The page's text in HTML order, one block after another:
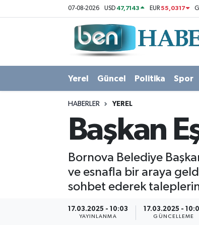
07-08-2026 USD 47,7143 EUR55,0317
Yerel Güncel Politika Spor
HABERLER YEREL
Başkan
Bornova Belediye
ve esnafla bir araya
sohbet ederek
17.03.2025 - 10:03
YAYINLANMA
17.03.2025 -
GÜNCELLEME
Politika
Kültür Sanat
Hava Durumu
Süper Lig Puan Durumu ve Fikstür
Son Dakika Haberleri